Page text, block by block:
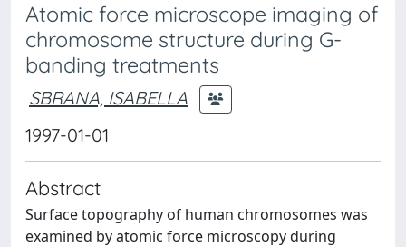
Atomic force microscope imaging of
chromosome structure during G-
banding treatments
SBRANA, ISABELLA
1997-01-01
Abstract
Surface topography of human chromosomes was
examined by atomic force microscopy during